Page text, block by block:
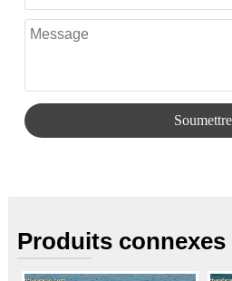
Soumettre
Produits connexes